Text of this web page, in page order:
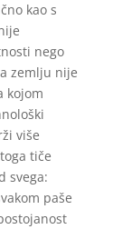
kao s
nego
zemlju nije
kojom
više
tiče
svega:
paše